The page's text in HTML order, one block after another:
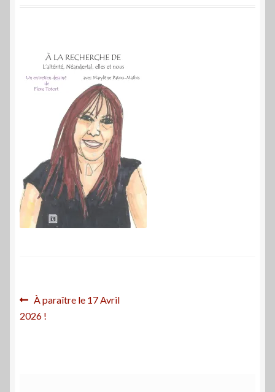
Navigation
de
Article
précédent :
À paraître le 17 Avril
2026 !